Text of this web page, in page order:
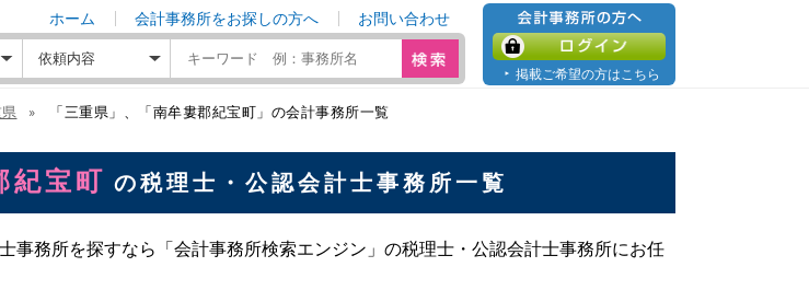
ホーム 会計事務所をお探しの方へ
お問い合わせ
会計事務所の方へ
ログイン
掲載ご希望の方はこちら
「三重県」、「南牟婁郡紀宝町」の会計事務所一覧
紀宝町 の税理士・公認会計士事務所一覧
事務所を探すなら「会計事務所検索エンジン」の税理士・公認会計士事務所にお任